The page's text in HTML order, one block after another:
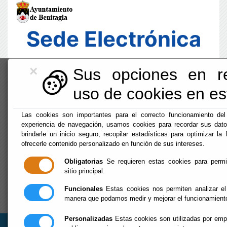
×
Sus opciones en
uso de cookies en
Las cookies son importantes para el correcto funcionamiento
experiencia de navegación, usamos cookies para recordar sus
brindarle un inicio seguro, recopilar estadísticas para optimizar la
ofrecerle contenido personalizado en función de sus intereses.
Obligatorias Se requieren estas cookies para
sitio principal.
Funcionales Estas cookies nos permiten analizar
manera que podamos medir y mejorar el
Personalizadas Estas cookies son utilizadas por
Sede Electrónica
Fecha y Hora Oficial
14:02:52